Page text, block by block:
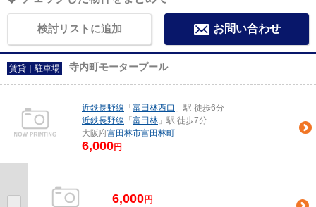
検討リストに追加 お問い合わせ
賃貸｜駐車場 寺内町モータープール
近鉄長野線 「 富田林西口 」駅 徒歩6分
近鉄長野線 「 富田林 」駅 徒歩7分
大阪府富田林市富田林町
6,000円
6,000円